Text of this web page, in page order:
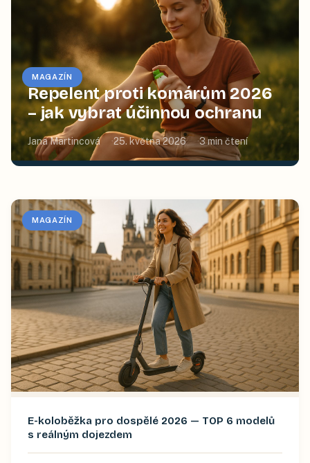
MAGAZÍN
Repelent proti komárům 2026
– jak vybrat účinnou ochranu
Jana Martincová 25. května 2026 3min čtení
MAGAZÍN
E-koloběžka pro dospělé 2026 — TOP 6 modelů
s reálným dojezdem